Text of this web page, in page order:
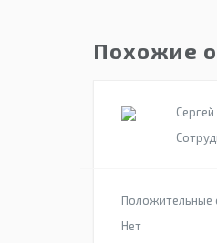
Похожие
Сергей
Положительные
Нет